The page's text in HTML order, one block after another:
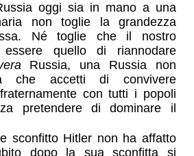
oggi sia in mano a una
non toglie la grandezza
Né toglie che il nostro
quello di riannodare
Russia, una Russia non
che accetti di convivere
con tutti i popoli
pretendere di dominare il
sconfitto Hitler non ha affatto
dopo la sua sconfitta si